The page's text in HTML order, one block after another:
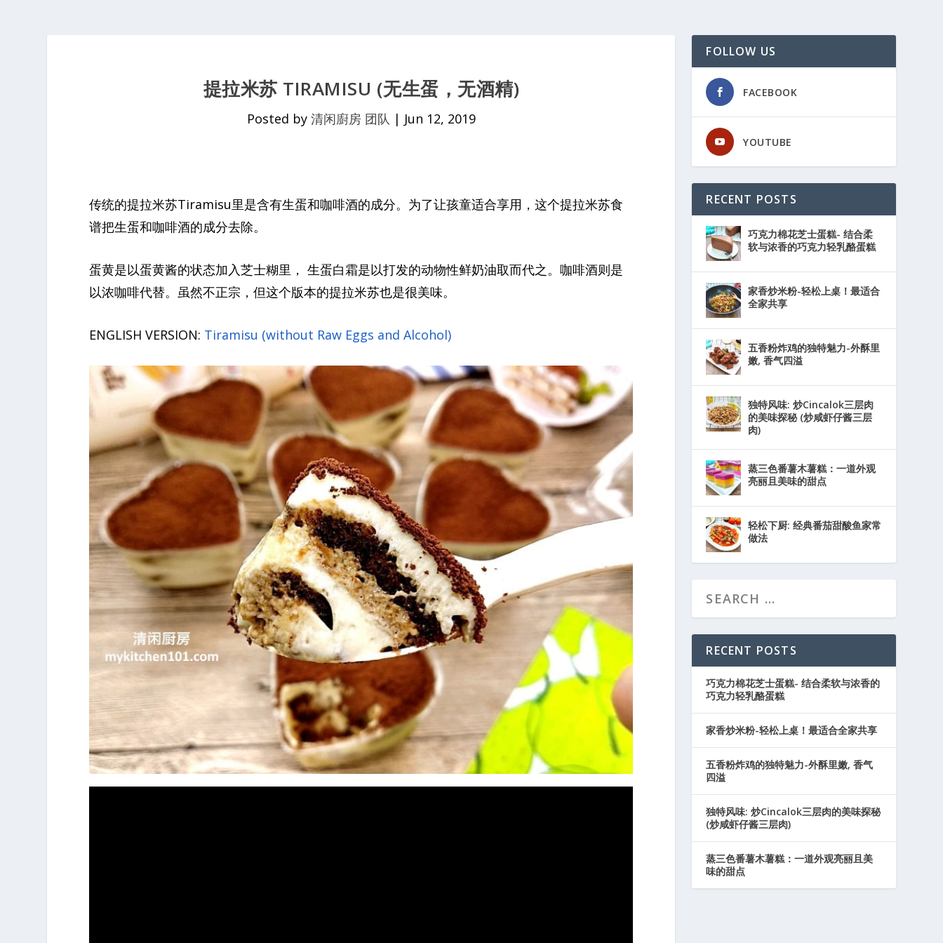
提拉米苏 TIRAMISU (无生蛋，无酒精)
Posted by 清闲廚房 团队 | Jun 12, 2019
传统的提拉米苏Tiramisu里是含有生蛋和咖啡酒的成分。为了让孩童适合享用，这个提拉米苏食
谱把生蛋和咖啡酒的成分去除。
蛋黄是以蛋黄酱的状态加入芝士糊里， 生蛋白霜是以打发的动物性鲜奶油取而代之。咖啡酒则是
以浓咖啡代替。虽然不正宗，但这个版本的提拉米苏也是很美味。
ENGLISH VERSION: Tiramisu (without Raw Eggs and Alcohol)
FOLLOW US
FACEBOOK
YOUTUBE
RECENT POSTS
巧克力棉花芝士蛋糕- 结合柔
软与浓香的巧克力轻乳酪蛋糕
家香炒米粉-轻松上桌！最适合
全家共享
五香粉炸鸡的独特魅力-外酥里
嫩, 香气四溢
独特风味: 炒Cincalok三层肉
的美味探秘 (炒咸虾仔酱三层
肉)
蒸三色番薯木薯糕：一道外观
亮丽且美味的甜点
轻松下厨: 经典番茄甜酸鱼家常
做法
RECENT POSTS
巧克力棉花芝士蛋糕- 结合柔软与浓香的
巧克力轻乳酪蛋糕
家香炒米粉-轻松上桌！最适合全家共享
五香粉炸鸡的独特魅力-外酥里嫩, 香气
四溢
独特风味: 炒Cincalok三层肉的美味探秘
(炒咸虾仔酱三层肉)
蒸三色番薯木薯糕：一道外观亮丽且美
味的甜点